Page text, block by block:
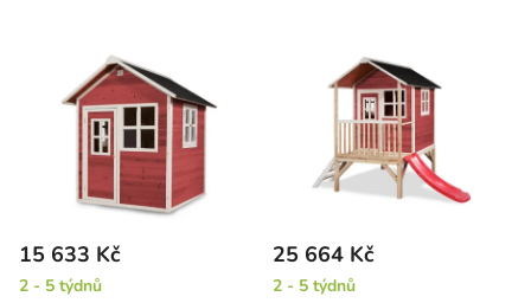
15 633 Kč
2 - 5 týdnů
25 664 Kč
2 - 5 týdnů